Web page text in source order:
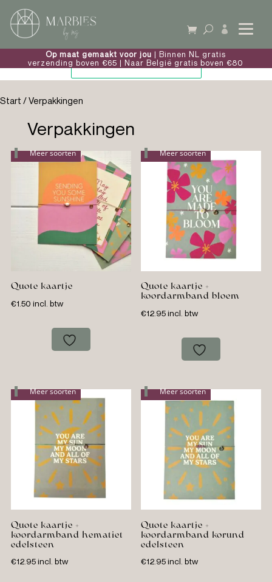

Op maat gemaakt voor jou | Binnen NL gratis
verzending boven €65 | Naar België gratis boven €80
Start / Verpakkingen
Verpakkingen
Meer soorten
Quote kaartje
€1.50 incl. btw
Meer soorten
Quote kaartje +
koordarmband bloem
€12.95incl. btw
Meer soorten
Quote kaartje +
koordarmband hematiet
edelsteen
€12.95incl. btw
Meer soorten
Quote kaartje +
koordarmband korund
edelsteen
€12.95incl. btw